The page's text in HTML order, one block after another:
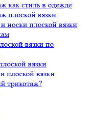
как стиль в одежде
плоской вязки
носки плоской вязки
вязки по
вязки
плоской вязки
трикотаж?